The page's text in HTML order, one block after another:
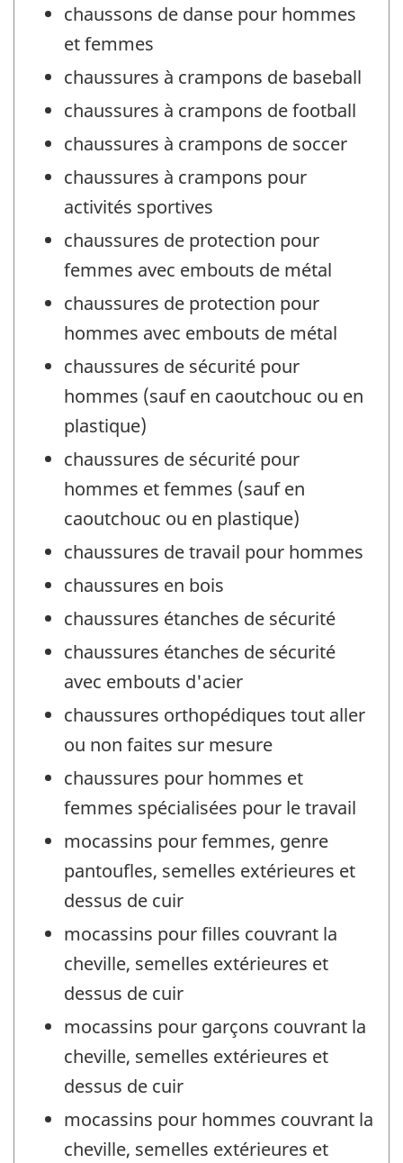
chaussons de danse pour hommes
et femmes
chaussures à crampons de baseball
chaussures à crampons de football
chaussures à crampons de soccer
chaussures à crampons pour
activités sportives
chaussures de protection pour
femmes avec embouts de métal
chaussures de protection pour
hommes avec embouts de métal
chaussures de sécurité pour
hommes (sauf en caoutchouc ou en
plastique)
chaussures de sécurité pour
hommes et femmes (sauf en
caoutchouc ou en plastique)
chaussures de travail pour hommes
chaussures en bois
chaussures étanches de sécurité
chaussures étanches de sécurité
avec embouts d'acier
chaussures orthopédiques tout aller
ou non faites sur mesure
chaussures pour hommes et
femmes spécialisées pour le travail
mocassins pour femmes, genre
pantoufles, semelles extérieures et
dessus de cuir
mocassins pour filles couvrant la
cheville, semelles extérieures et
dessus de cuir
mocassins pour garçons couvrant la
cheville, semelles extérieures et
dessus de cuir
mocassins pour hommes couvrant la
cheville, semelles extérieures et